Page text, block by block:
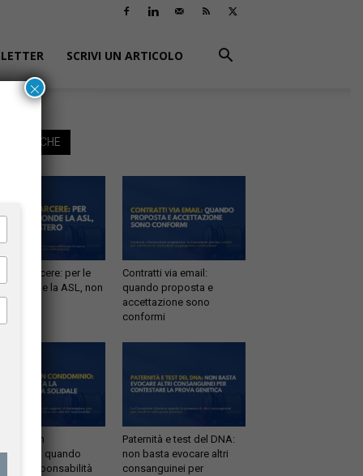
SCRIVI UN ARTICOLO
ANCHE
in carcere: per le
risponde la ASL, non
Contratti via email:
quando proposta e
accettazione sono
conformi
in
quando
la responsabilità
Paternità e test del DNA:
non basta evocare altri
consanguinei per
×